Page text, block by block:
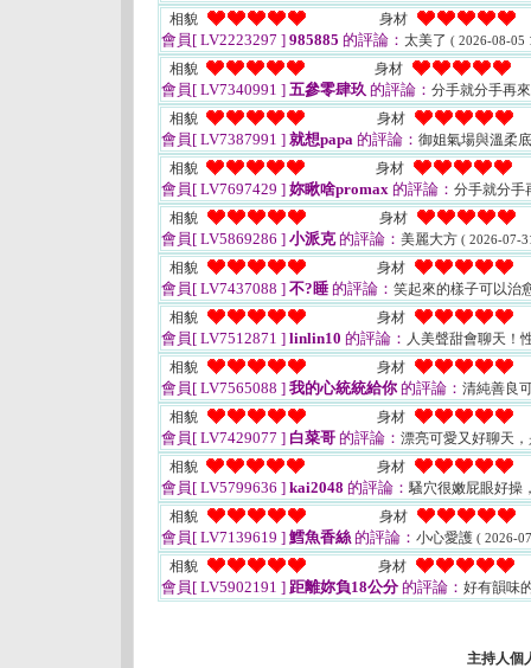
相貌
身材
會員[ LV2223297 ] 985885 的評論： 太美了 ( 2026-08-05
相貌 身材
會員[ LV7340991 ] 五參零肆玖 的評論： 分手就分手再
相貌
身材
會員[ LV7387991 ] 就想papa 的評論： 御姐氣場與溫柔
相貌
身材
會員[ LV7697429 ] 妳瞅啥promax 的評論： 分手就分手
相貌
身材
會員[ LV5869286 ] 小派克的評論： 美麗大方 ( 2026-07-
相貌 身材
會員[ LV7437088 ] 不?睡 的評論： 笑起來的樣子可以治
相貌
身材
會員[ LV7512871 ] linlin10 的評論： 人美聲甜會聊天！
相貌
身材
會員[ LV7565088 ] 我的心統統給你的評論： 清純善良
相貌
身材
會員[ LV7429077 ] 白菜哥 的評論： 漂亮可愛又好聊天
相貌
身材
會員[ LV5799636 ] kai2048 的評論：騷穴很嫩屁眼好操
相貌
身材
會員[ LV7139619 ] 鱈魚香絲 的評論： 小心愛護 ( 2026-
相貌 身材
會員[ LV5902191 ] 距離妳負18公分的評論： 好有韻味
主持人個